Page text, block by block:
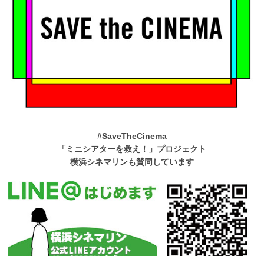
#SaveTheCinema
「ミニシアターを救え！」プロジェクト
横浜シネマリンも賛同しています